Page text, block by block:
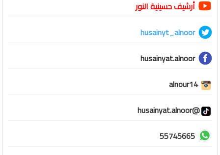
أرشيف حسينية النور
husainyt_alnoor
husainyat.alnoor
alnour14
@husainyat.alnoor
55745665